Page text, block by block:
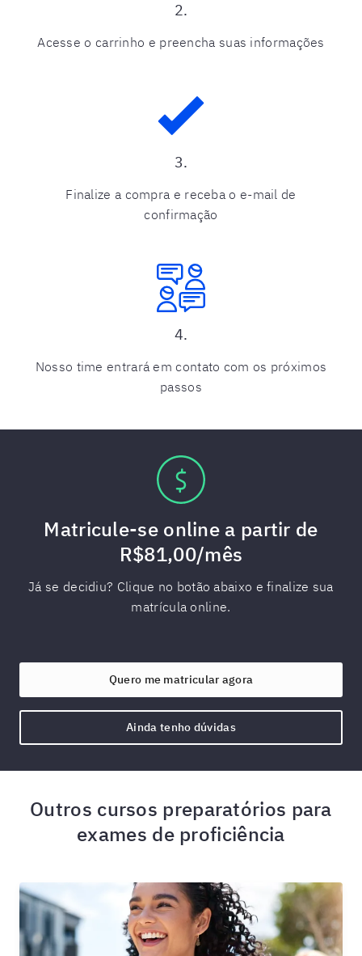
2.
Acesse o carrinho e preencha suas informações
3.
Finalize a compra e receba o e-mail de
confirmação
4.
Nosso time entrará em contato com os próximos
passos
Matricule-se online a partir de
R$81,00/mês
Já se decidiu? Clique no botão abaixo e finalize sua
matrícula online.
Quero me matricular agora
Ainda tenho dúvidas
Outros cursos preparatórios para
exames de proficiência